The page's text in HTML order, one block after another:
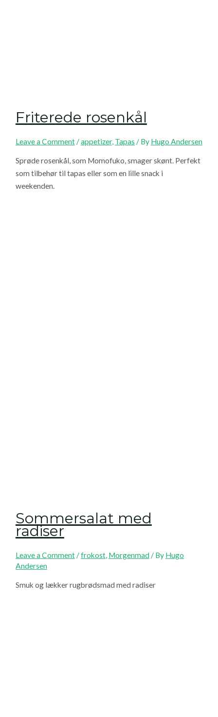
Friterede rosenkål
Leave a Comment /appetizer, Tapas / By Hugo Andersen
Sprøde rosenkål, som Momofuko, smager skønt. Perfekt
som tilbehør til tapas eller som en lille snack i
weekenden.
Sommersalat med
radiser
Leave a Comment /frokost, Morgenmad/ By Hugo
Andersen
Smuk og lækker rugbrødsmad med radiser